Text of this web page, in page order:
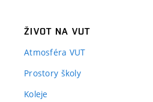
ŽIVOT NA VUT
Atmosféra VUT
Prostory školy
Koleje